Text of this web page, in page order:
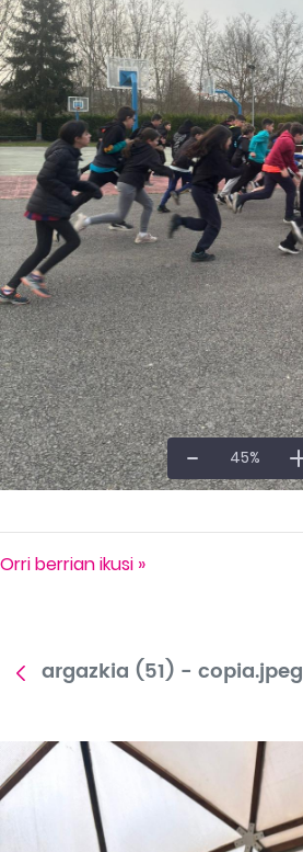
45%
Orri berrian ikusi »
argazkia (51) - copia.jpeg